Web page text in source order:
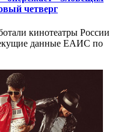
четверг
кинотеатры России
данные ЕАИС по